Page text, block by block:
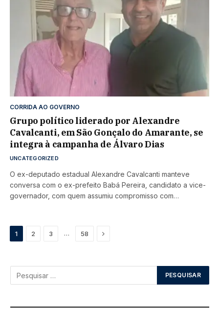
CORRIDA AO GOVERNO
Grupo político liderado por Alexandre
Cavalcanti, em São Gonçalo do Amarante, se
integra à campanha de Álvaro Dias
UNCATEGORIZED
O ex-deputado estadual Alexandre Cavalcanti manteve
conversa com o ex-prefeito Babá Pereira, candidato a vice-
governador, com quem assumiu compromisso com…
1 2 3 … 58 Next